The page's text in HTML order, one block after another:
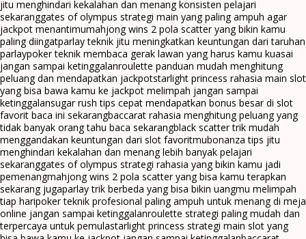
jitu menghindari kekalahan dan menang konsisten pelajari
sekaranggates of olympus strategi main yang paling ampuh agar
jackpot menantimumahjong wins 2 pola scatter yang bikin kamu
paling diingatparlay teknik jitu meningkatkan keuntungan dari taruhan
parlaypoker teknik membaca gerak lawan yang harus kamu kuasai
jangan sampai ketinggalanroulette panduan mudah menghitung
peluang dan mendapatkan jackpotstarlight princess rahasia main slot
yang bisa bawa kamu ke jackpot melimpah jangan sampai
ketinggalansugar rush tips cepat mendapatkan bonus besar di slot
favorit baca ini sekarangbaccarat rahasia menghitung peluang yang
tidak banyak orang tahu baca sekarangblack scatter trik mudah
menggandakan keuntungan dari slot favoritmubonanza tips jitu
menghindari kekalahan dan menang lebih banyak pelajari
sekaranggates of olympus strategi rahasia yang bikin kamu jadi
pemenangmahjong wins 2 pola scatter yang bisa kamu terapkan
sekarang jugaparlay trik berbeda yang bisa bikin uangmu melimpah
tiap haripoker teknik profesional paling ampuh untuk menang di meja
online jangan sampai ketinggalanroulette strategi paling mudah dan
terpercaya untuk pemulastarlight princess strategi main slot yang